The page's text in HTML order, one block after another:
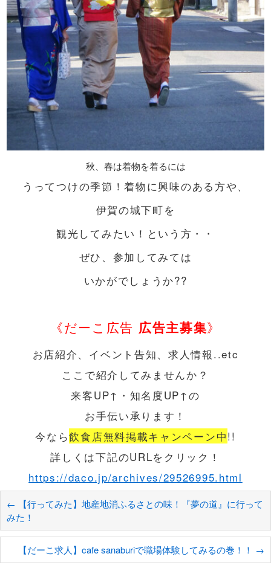
秋、春は着物を着るには
うってつけの季節！着物に興味のある方や、
伊賀の城下町を
観光してみたい！という方・・
ぜひ、参加してみては
いかがでしょうか??
《だーこ広告 広告主募集》
お店紹介、イベント告知、求人情報..etc
ここで紹介してみませんか？
来客UP↑・知名度UP↑の
お手伝い承ります！
今なら飲食店無料掲載キャンペーン中!!
詳しくは下記のURLをクリック！
https://daco.jp/archives/29526995.html
← 【行ってみた】地産地消ふるさとの味！『夢の道』に行って
みた！
【だーこ求人】cafe sanaburiで職場体験してみるの巻！！ →